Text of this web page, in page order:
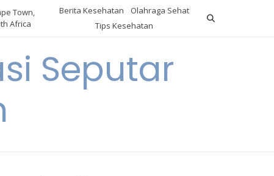
Town,
Africa
Berita Kesehatan
Olahraga Sehat
Tips Kesehatan
Seputar